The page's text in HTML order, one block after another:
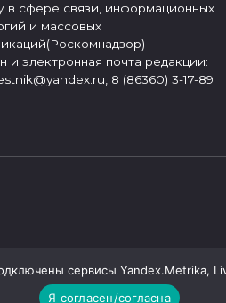
в сфере связи, информационных
и массовых
и электронная почта редакции:
8 (86360) 3-17-89
сервисы Yandex.Metrika,
Я согласен/согласна